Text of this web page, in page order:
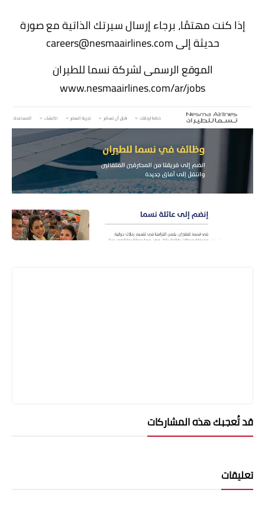
إذا كنت مهتمًا، برجاء إرسال سيرتك الذاتية مع صورة
حديثة إلى careers@nesmaairlines.com
الموقع الرسمى لشركة نسما للطيران
www.nesmaairlines.com/ar/jobs
قد تُعجبك هذه المشاركات
تعليقات